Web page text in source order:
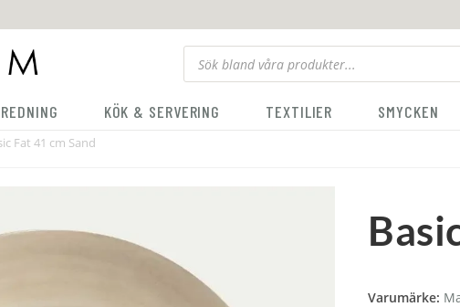
KÖK & SERVERING TEXTILIER SMYCKEN
Fat 41 cm Sand
Varumärke: